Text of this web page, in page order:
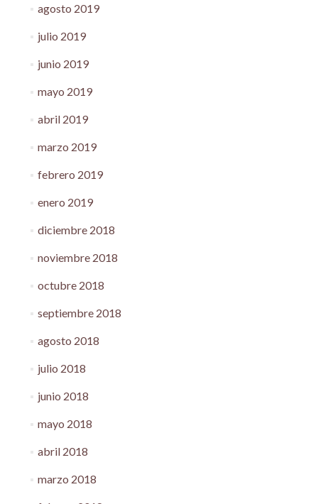
agosto 2019
julio 2019
junio 2019
mayo 2019
abril 2019
marzo 2019
febrero 2019
enero 2019
diciembre 2018
noviembre 2018
octubre 2018
septiembre 2018
agosto 2018
julio 2018
junio 2018
mayo 2018
abril 2018
marzo 2018